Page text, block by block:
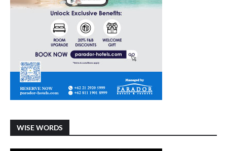
WISE WORDS